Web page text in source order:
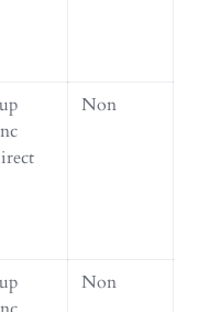
Non
Non